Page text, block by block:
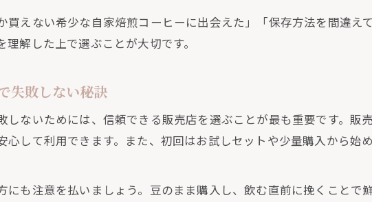
買えない希少な自家焙煎コーヒーに出会えた」「保存方法を間違え
解した上で選ぶことが大切です。
失敗しない秘訣
しないためには、信頼できる販売店を選ぶことが最も重要です。販
心して利用できます。また、初回はお試しセットや少量購入から始
にも注意を払いましょう。豆のまま購入し、飲む直前に挽くことで